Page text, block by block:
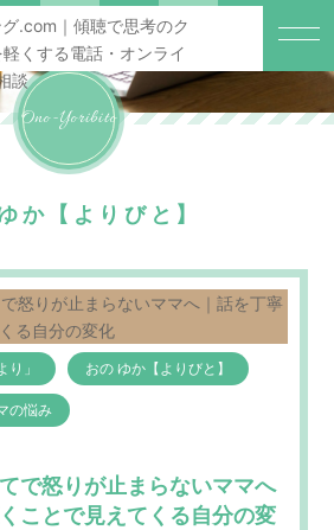
Ono-Yoribito
か【よりびと】
」 おの ゆか【よりびと】
の悩み
で怒りが止まらないママへ
ことで見えてくる自分の変